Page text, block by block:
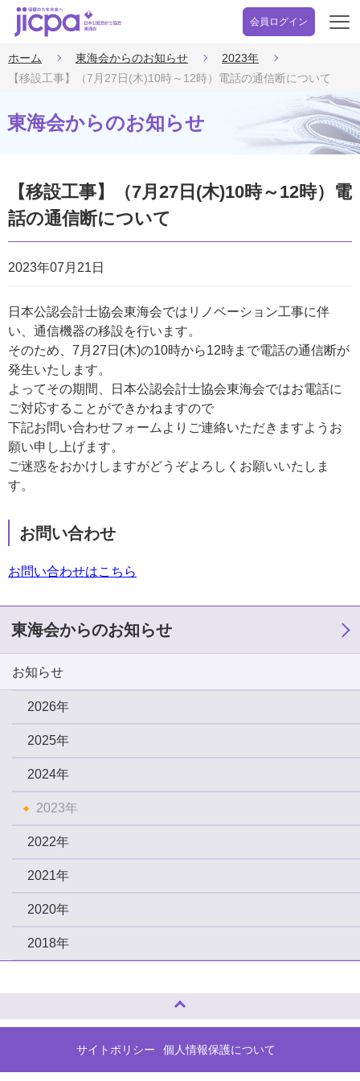
会員ログイン
開
ホーム 東海会からのお知らせ
2023年
【移設工事】（7月27日(木)10時～12時）電話の通信断について
東海会からのお知らせ
【移設工事】（7月27日(木)10時～12時）電
話の通信断について
2023年07月21日
日本公認会計士協会東海会ではリノベーション工事に伴
い、通信機器の移設を行います。
そのため、7月27日(木)の10時から12時まで電話の通信断が
発生いたします。
よってその期間、日本公認会計士協会東海会ではお電話に
ご対応することができかねますので
下記お問い合わせフォームよりご連絡いただきますようお
願い申し上げます。
ご迷惑をおかけしますがどうぞよろしくお願いいたしま
す。
お問い合わせ
お問い合わせはこちら
東海会からのお知らせ
お知らせ
2026年
2025年
2024年
2023年
2022年
2021年
2020年
2018年
サイトポリシー 個人情報保護について